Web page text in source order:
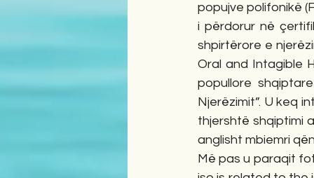
popujve polifonikë
i përdorur në
shpirtërore e
Oral and Intagible
popullore
Njerëzimit”. U keq
thjershtë shqiptimi
anglisht mbiemri
Më pas u paraqit